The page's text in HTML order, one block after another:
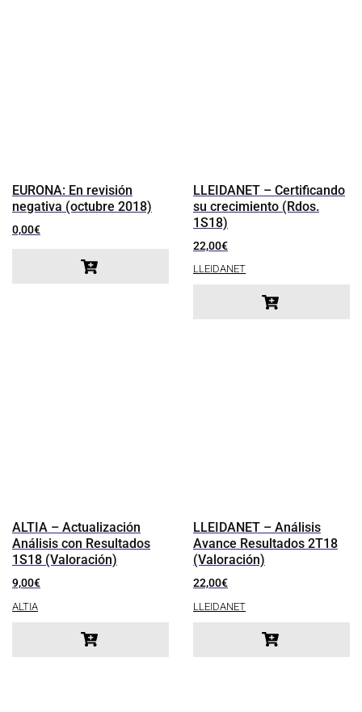
EURONA: En revisión
negativa (octubre 2018)
0,00€
LLEIDANET – Certificando
su crecimiento (Rdos.
1S18)
22,00€
LLEIDANET
ALTIA – Actualización
Análisis con Resultados
1S18 (Valoración)
9,00€
ALTIA
LLEIDANET – Análisis
Avance Resultados 2T18
(Valoración)
22,00€
LLEIDANET